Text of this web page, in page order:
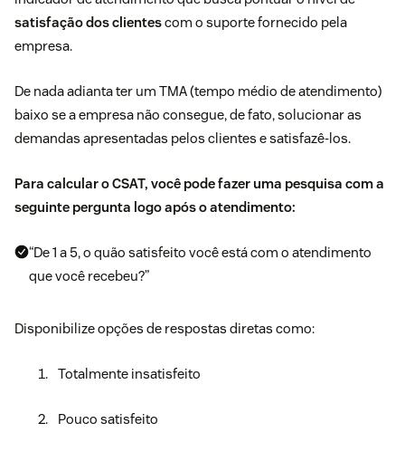
satisfação dos clientescom o suporte fornecido pela
empresa.
De nada adianta ter um TMA (tempo médio de atendimento)
baixo se a empresa não consegue, de fato, solucionar as
demandas apresentadas pelos clientes e satisfazê-los.
Para calcular o CSAT, você pode fazer uma pesquisa com a
seguinte pergunta logo após o atendimento:
“De 1 a 5, o quão satisfeito você está com o atendimento
que você recebeu?”
Disponibilize opções de respostas diretas como:
Totalmente insatisfeito
Pouco satisfeito